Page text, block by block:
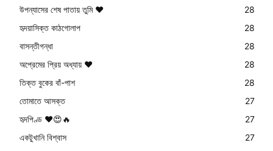
উপন্যাসের শেষ পাতায় তুমি ❤️
28
হৃদয়াসিক্ত কাঠগোলাপ
28
বাসন্তীগন্ধা
28
অপ্রেমের প্রিয় অধ্যায় ❤️
28
তিক্ত বুকের বাঁ-পাশ
28
তোমাতে আসক্ত
27
হৃদপিণ্ড ❤😍🔥
27
একটুখানি বিশ্বাস
27